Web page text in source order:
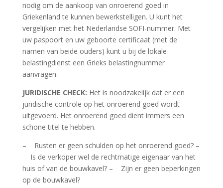
nodig om de aankoop van onroerend goed in
Griekenland te kunnen bewerkstelligen. U kunt het
vergelijken met het Nederlandse SOFI-nummer. Met
uw paspoort en uw geboorte certificaat (met de
namen van beide ouders) kunt u bij de lokale
belastingdienst een Grieks belastingnummer
aanvragen.
JURIDISCHE CHECK: Het is noodzakelijk dat er een
juridische controle op het onroerend goed wordt
uitgevoerd. Het onroerend goed dient immers een
schone titel te hebben.
– Rusten er geen schulden op het onroerend goed? –
Is de verkoper wel de rechtmatige eigenaar van het
huis of van de bouwkavel? – Zijn er geen beperkingen
op de bouwkavel?